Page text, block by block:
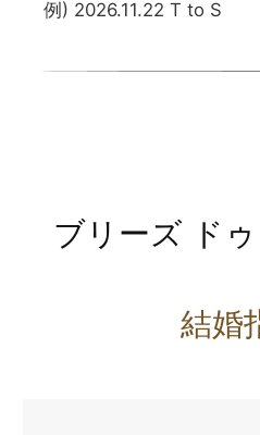
例) 2026.11.22 T to S
ブリーズ ド
結婚